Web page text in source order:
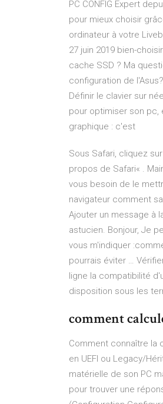
PC CONFIG Expert
pour mieux choisir
ordinateur à votre
27 juin 2019 bien-
cache SSD ? Ma
configuration de
Définir le clavier sur
pour optimiser son pc,
graphique : c'est
Sous Safari, cliquez
propos de Safari« .
vous besoin de le
navigateur comment
Ajouter un message à
astucien. Bonjour, Je
vous m'indiquer
pourrais éviter …
ligne la compatibilité
disposition sous les
comment
Comment connaître la
en UEFI ou Legacy/
matérielle de son PC
pour trouver une